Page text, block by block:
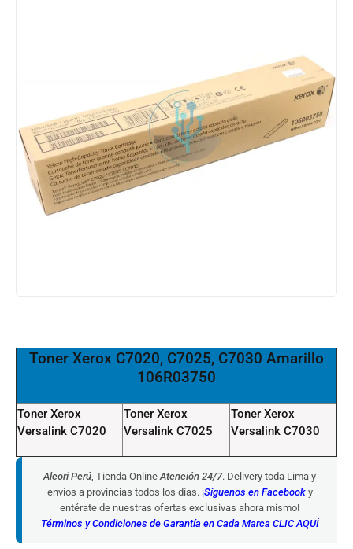
Toner Xerox C7020, C7025, C7030 Amarillo
106R03750
Toner Xerox
Versalink C7020
Toner Xerox
Versalink C7025
Toner Xerox
Versalink C7030
Alcori Perú, Tienda OnlineAtención 24/7. Delivery toda Lima y
envíos a provincias todos los días. ¡Síguenos en Facebook y
entérate de nuestras ofertas exclusivas ahora mismo!
Términos y Condiciones de Garantía en Cada Marca CLIC AQUÍ